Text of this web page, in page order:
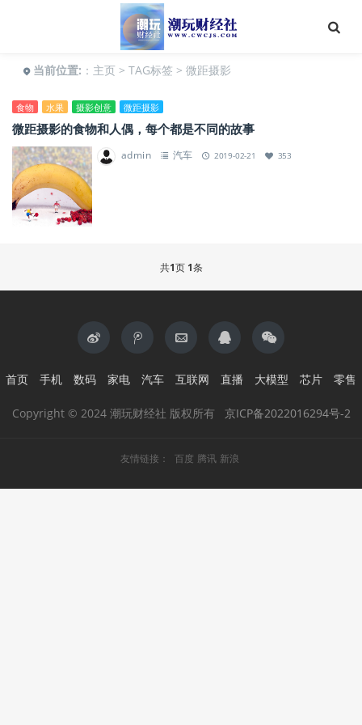
当前位置: ： 主页 > TAG标签 > 微距摄影
食物 水果 摄影创意 微距摄影
微距摄影的食物和人偶，每个都是不同的故事
admin 汽车 2019-02-21 353
共1页 1条
首页 手机 数码 家电 汽车 互联网 直播 大模型 芯片 零售
Copyright © 2024 潮玩财经社 版权所有 京ICP备2022016294号-2
友情链接： 百度 腾讯 新浪